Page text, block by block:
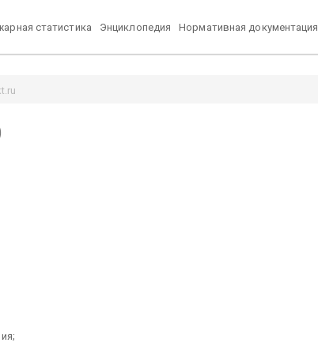
статистика Энциклопедия Нормативная документация